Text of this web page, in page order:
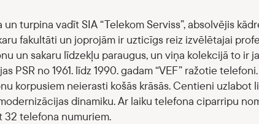
turpina vadīt SIA “Telekom Serviss”, absolvējis
fakultāti un joprojām ir uzticīgs reiz izvēlētajai
un sakaru līdzekļu paraugus, un viņa kolekcijā to ir
no 1961. līdz 1990. gadam “VEF” ražotie
korpusiem neierasti košās krāsās. Centieni uzlabot
dinamiku. Ar laiku telefona ciparripu
32 telefona numuriem.